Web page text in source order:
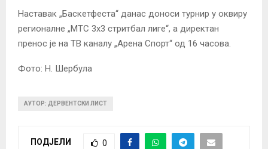
Наставак „Баскетфеста“ данас доноси турнир у оквиру
регионалне „МТС 3х3 стритбал лиге“, а директан
пренос је на ТВ каналу „Арена Спорт“ од 16 часова.
Фото: Н. Шербула
АУТОР: ДЕРВЕНТСКИ ЛИСТ
ПОДЈЕЛИ 0